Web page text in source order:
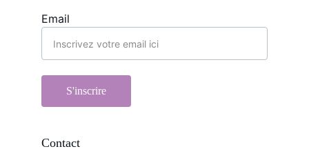
Contact
Email
S'inscrire